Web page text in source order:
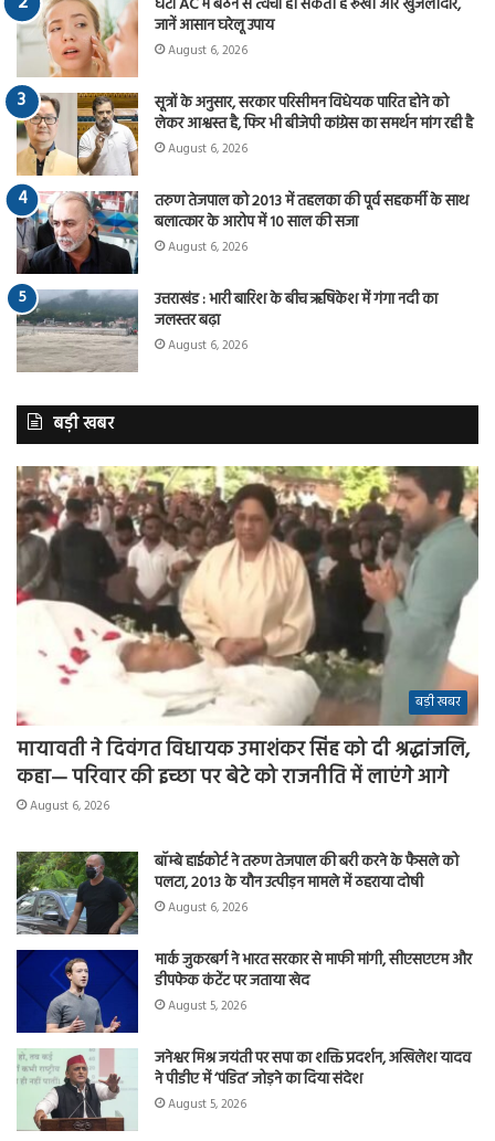
जानें आसान घरेलू उपाय
August 6, 2026
सूत्रों के अनुसार, सरकार परिसीमन विधेयक पारित होने को
लेकर आश्वस्त है, फिर भी बीजेपी कांग्रेस का समर्थन मांग रही है
August 6, 2026
तरुण तेजपाल को 2013 में तहलका की पूर्व सहकर्मी के साथ
बलात्कार के आरोप में 10 साल की सजा
August 6, 2026
उत्तराखंड : भारी बारिश के बीच ऋषिकेश में गंगा नदी का
जलस्तर बढ़ा
August 6, 2026
बड़ी खबर
बड़ी खबर
मायावती ने दिवंगत विधायक उमाशंकर सिंह को दी श्रद्धांजलि,
कहा— परिवार की इच्छा पर बेटे को राजनीति में लाएंगे आगे
August 6, 2026
बॉम्बे हाईकोर्ट ने तरुण तेजपाल की बरी करने के फैसले को
पलटा, 2013 के यौन उत्पीड़न मामले में ठहराया दोषी
August 6, 2026
मार्क जुकरबर्ग ने भारत सरकार से माफी मांगी, सीएसएएम और
डीपफेक कंटेंट पर जताया खेद
August 5, 2026
जनेश्वर मिश्र जयंती पर सपा का शक्ति प्रदर्शन, अखिलेश यादव
ने पीडीए में ‘पंडित’ जोड़ने का दिया संदेश
August 5, 2026